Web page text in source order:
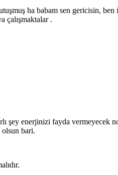
ha babam sen gericisin,
çalışmaktalar .
şey enerjinizi fayda vermeyecek
olsun bari.